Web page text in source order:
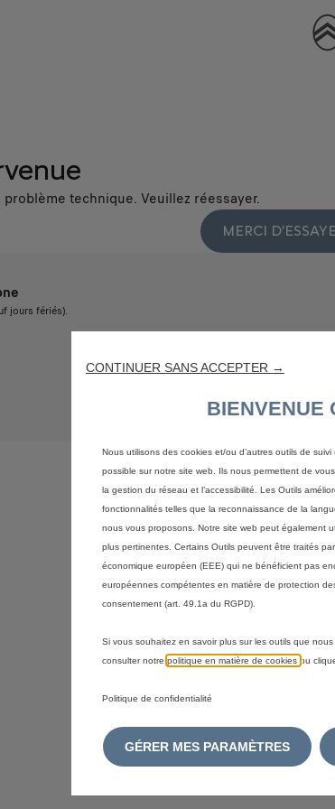
technique. Veuillez réessayer.
MERCI
jours fériés).
CONTINUER SANS ACCEPTER →
BIENVENUE
Nous utilisons des cookies et/ou d’autres outils de
possible sur notre site web. Ils nous permettent de
la gestion du réseau et l’accessibilité. Les Outils
fonctionnalités telles que la reconnaissance de la
nous vous proposons. Notre site web peut également
plus pertinentes. Certains Outils peuvent être traités
économique européen (EEE) qui ne bénéficient pas
européennes compétentes en matière de protection
consentement (art. 49.1a du RGPD).
Si vous souhaitez en savoir plus sur les outils que
consulter notre politique en matière de cookies ou
Politique de confidentialité
GÉRER MES PARAMÈTRES